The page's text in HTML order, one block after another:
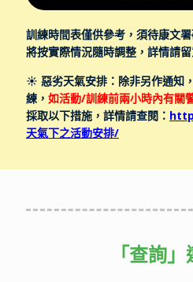
訓練時間表僅供參考，須待康文
將按實際情況隨時調整，詳情請
☀️ 惡劣天氣安排：除非另作通知
練， 如活動/訓練前兩小時內有關
採取以下措施，詳情請查閱：
天氣下之活動安排/
「查詢」